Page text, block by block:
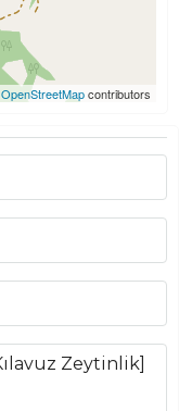
OpenStreetMapcontributors